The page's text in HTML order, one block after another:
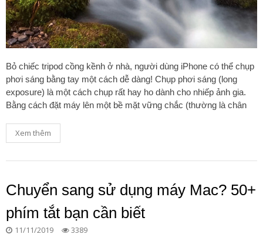
Bỏ chiếc tripod cồng kềnh ở nhà, người dùng iPhone có thể chụp
phơi sáng bằng tay một cách dễ dàng! Chụp phơi sáng (long
exposure) là một cách chụp rất hay ho dành cho nhiếp ảnh gia.
Bằng cách đặt máy lên một bề mặt vững chắc (thường là chân
Xem thêm
Chuyển sang sử dụng máy Mac? 50+
phím tắt bạn cần biết
11/11/2019 3389